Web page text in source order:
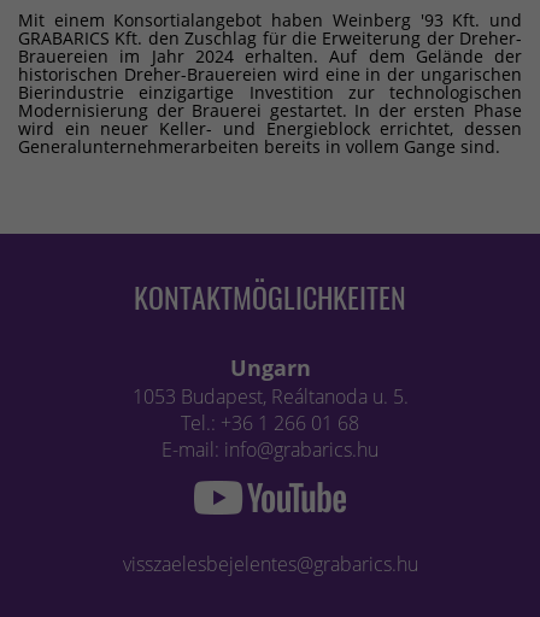
Mit einem Konsortialangebot haben Weinberg '93 Kft. und
GRABARICS Kft. den Zuschlag für die Erweiterung der Dreher-
Brauereien im Jahr 2024 erhalten. Auf dem Gelände der
historischen Dreher-Brauereien wird eine in der ungarischen
Bierindustrie einzigartige Investition zur technologischen
Modernisierung der Brauerei gestartet. In der ersten Phase
wird ein neuer Keller- und Energieblock errichtet, dessen
Generalunternehmerarbeiten bereits in vollem Gange sind.
KONTAKTMÖGLICHKEITEN
Ungarn
1053 Budapest, Reáltanoda u. 5.
Tel.: +36 1 266 01 68
E-mail: info@grabarics.hu
visszaelesbejelentes@grabarics.hu